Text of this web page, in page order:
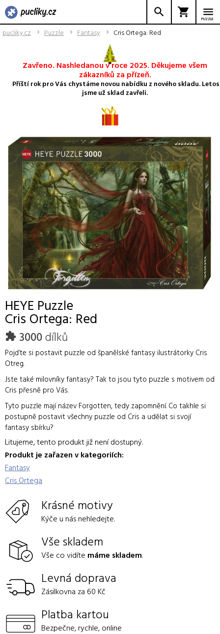
PUZZLE
pucliky.cz Puzzle Fantasy Cris Ortega: Red
Zavřeno. Nashledanou v roce 2025. Děkujeme všem
zákazníků za přízeň.
Příští rok pro Vás chystáme novou nabídku z nového skladu. Letos
jsme už sklad zavřeli.
HEYE Puzzle
Cris Ortega: Red
3000dílků
Pojďte si postavit puzzle od španělské fantasy ilustrátorky Cris
Otreg.
Jste také milovníky fantasy? Tak to jsou tyto puzzle s motivem od
Cris přesně pro Vás.
Tyto puzzle mají název Forgotten, tedy zapomnění. Co takhle si
postupně postavit všechny puzzle od Cris a udělat si svojí
fantasy sbírku?
Litujeme, tento produkt již není dostupný.
Produkt je zařazen v kategoriích:
Fantasy
Cris Ortega
Krásné motivy
Kýče u nás nehledejte.
Vše skladem
Vše co vidíte máme skladem.
Levná doprava
Zásilkovna za 60 Kč
Platba kartou
Bezpečne, rychle, online